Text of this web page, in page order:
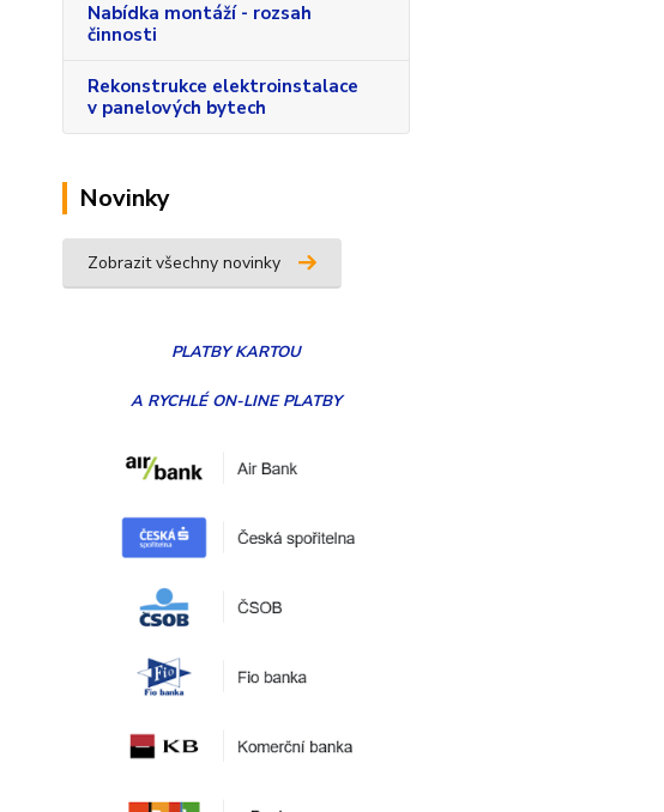
Nabídka montáží - rozsah
činnosti
Rekonstrukce elektroinstalace
v panelových bytech
Novinky
Zobrazit všechny novinky
PLATBYKARTOU
A RYCHLÉ ON-LINE PLATBY